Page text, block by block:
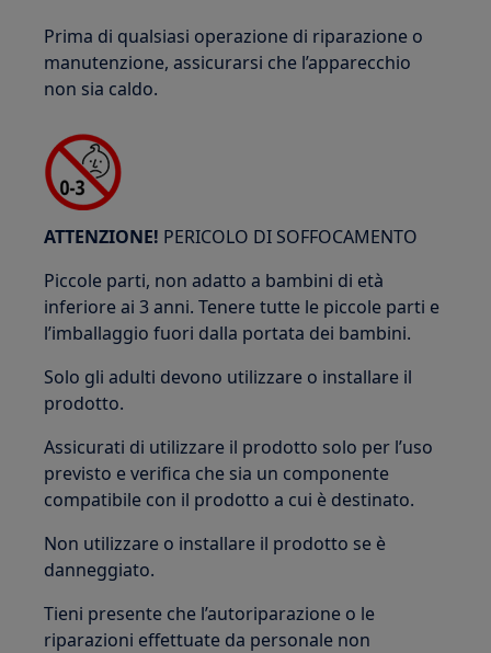
Prima di qualsiasi operazione di riparazione o
manutenzione, assicurarsi che l’apparecchio
non sia caldo.
ATTENZIONE! PERICOLO DI SOFFOCAMENTO
Piccole parti, non adatto a bambini di età
inferiore ai 3 anni. Tenere tutte le piccole parti e
l’imballaggio fuori dalla portata dei bambini.
Solo gli adulti devono utilizzare o installare il
prodotto.
Assicurati di utilizzare il prodotto solo per l’uso
previsto e verifica che sia un componente
compatibile con il prodotto a cui è destinato.
Non utilizzare o installare il prodotto se è
danneggiato.
Tieni presente che l’autoriparazione o le
riparazioni effettuate da personale non